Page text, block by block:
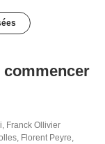
commencer
, Franck Ollivier
, Florent Peyre,